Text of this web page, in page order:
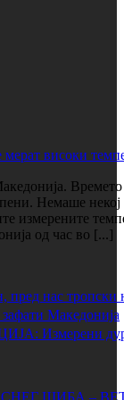
високи
Немаше
измерените
од час во [...]
нас тропски
Македонија
Измерени дури